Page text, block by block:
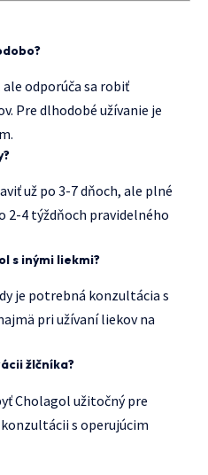
odporúča sa robiť
Pre dlhodobé užívanie je
už po 3-7 dňoch, ale plné
2-4 týždňoch pravidelného
s inými liekmi?
je potrebná konzultácia s
pri užívaní liekov na
žlčníka?
Cholagol užitočný pre
s operujúcim